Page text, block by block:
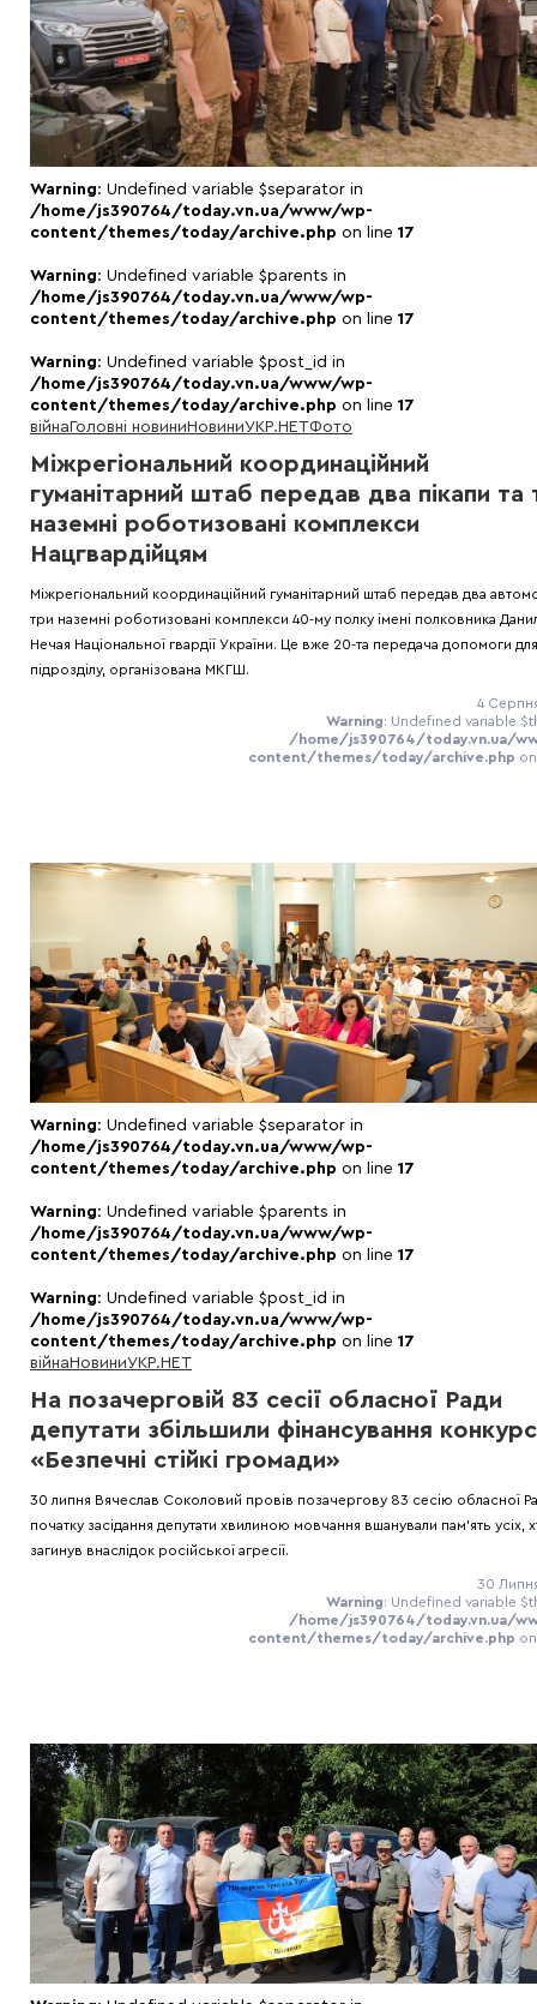
Warning: Undefined variable $separator in
/home/js390764/today.vn.ua/www/wp-
content/themes/today/archive.php on line 17
Warning: Undefined variable $parents in
/home/js390764/today.vn.ua/www/wp-
content/themes/today/archive.php on line 17
Warning: Undefined variable $post_id in
/home/js390764/today.vn.ua/www/wp-
content/themes/today/archive.php on line 17
війна Головні новини НовиниУКР.НЕТФото
Міжрегіональний координаційний
гуманітарний штаб передав два пікапи та
наземні роботизовані комплекси
Нацгвардійцям
Міжрегіональний координаційний гуманітарний штаб передав два
три наземні роботизовані комплекси 40-му полку імені полковника
Нечая Національної гвардії України. Це вже 20-та передача допомоги для
підрозділу, організована МКГШ.
4
Warning: Undefined variable
/home/js390764/today.vn.ua/
content/themes/today/archive.php
Warning: Undefined variable $separator in
/home/js390764/today.vn.ua/www/wp-
content/themes/today/archive.php on line 17
Warning: Undefined variable $parents in
/home/js390764/today.vn.ua/www/wp-
content/themes/today/archive.php on line 17
Warning: Undefined variable $post_id in
/home/js390764/today.vn.ua/www/wp-
content/themes/today/archive.php on line 17
війна НовиниУКР.НЕТ
На позачерговій 83 сесії обласної Ради
депутати збільшили фінансування
«Безпечні стійкі громади»
30 липня Вячеслав Соколовий провів позачергову 83 сесію обласної
початку засідання депутати хвилиною мовчання вшанували пам’ять усіх,
загинув внаслідок російської агресії.
30
Warning: Undefined variable
/home/js390764/today.vn.ua/
content/themes/today/archive.php